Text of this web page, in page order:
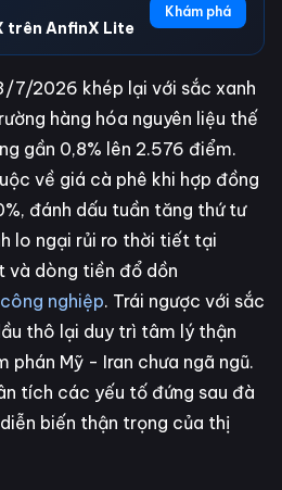
trên AnfinX Lite
Khám phá
7/2026 khép lại với sắc xanh
hàng hóa nguyên liệu thế
gần 0,8% lên 2.576 điểm.
về giá cà phê khi hợp đồng
đánh dấu tuần tăng thứ tư
lo ngại rủi ro thời tiết tại
và dòng tiền đổ dồn
nghiệp. Trái ngược với sắc
thô lại duy trì tâm lý thận
phán Mỹ - Iran chưa ngã ngũ.
tích các yếu tố đứng sau đà
biến thận trọng của thị